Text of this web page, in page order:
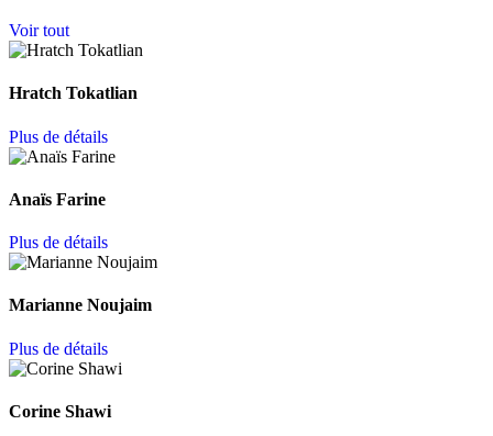
Voir tout
Hratch Tokatlian
Plus de détails
Anaïs Farine
Plus de détails
Marianne Noujaim
Plus de détails
Corine Shawi